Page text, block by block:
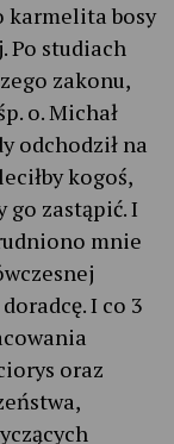
karmelita bosy
Po studiach
zakonu,
o. Michał
odchodził na
kogoś,
go zastąpić. I
mnie
I co 3
oraz